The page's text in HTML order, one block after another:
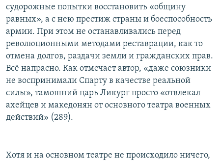
судорожные попытки восстановить «общину
равных», а с нею престиж страны и боеспособность
армии. При этом не останавливались перед
революционными методами реставрации, как то
отмена долгов, раздачи земли и гражданских прав.
Всё напрасно. Как отмечает автор, «даже союзники
не воспринимали Спарту в качестве реальной
силы», тамошний царь Ликург просто «отвлекал
ахейцев и македонян от основного театра военных
действий» (289).
Хотя и на основном театре не происходило ничего,